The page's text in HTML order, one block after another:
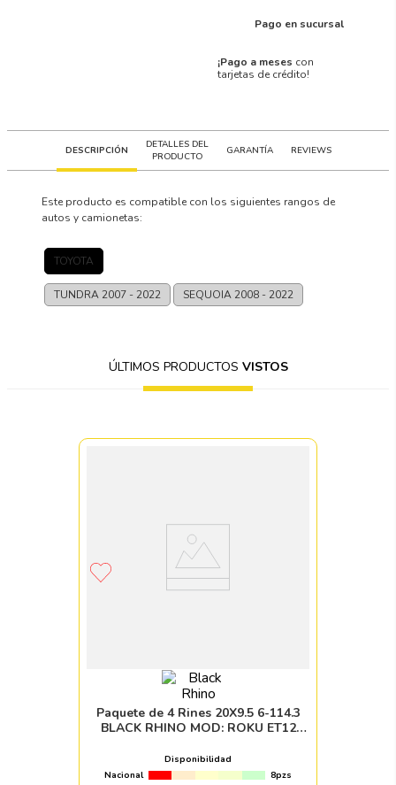
Pago en sucursal
¡Pago a meses con
tarjetas de crédito!
DESCRIPCIÓN
DETALLES DEL
PRODUCTO
GARANTÍA REVIEWS
Este producto es compatible con los siguientes rangos de
autos y camionetas:
TOYOTA
TUNDRA 2007 - 2022 SEQUOIA 2008 - 2022
ÚLTIMOS PRODUCTOS VISTOS
Paquete de 4 Rines 20X9.5 6-114.3
BLACK RHINO MOD: ROKU ET12
Disponibilidad
Nacional
8pzs